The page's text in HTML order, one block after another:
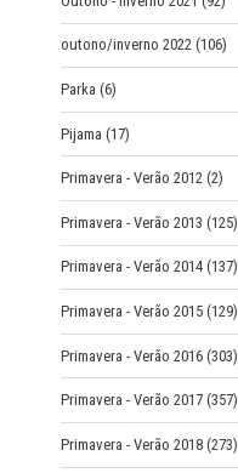
outono/inverno 2022 (106)
Parka (6)
Pijama (17)
Primavera - Verão 2012 (2)
Primavera - Verão 2013 (125)
Primavera - Verão 2014 (137)
Primavera - Verão 2015 (129)
Primavera - Verão 2016 (303)
Primavera - Verão 2017 (357)
Primavera - Verão 2018 (273)